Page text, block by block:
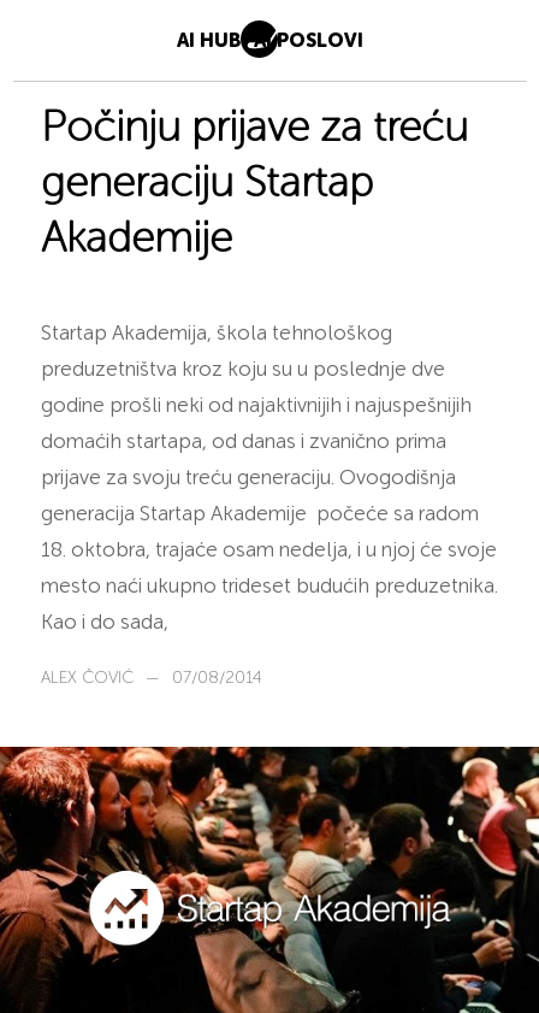
AI HUB AI POSLOVI
Počinju prijave za treću
generaciju Startap
Akademije
Startap Akademija, škola tehnološkog
preduzetništva kroz koju su u poslednje dve
godine prošli neki od najaktivnijih i najuspešnijih
domaćih startapa, od danas i zvanično prima
prijave za svoju treću generaciju. Ovogodišnja
generacija Startap Akademije počeće sa radom
18. oktobra, trajaće osam nedelja, i u njoj će svoje
mesto naći ukupno trideset budućih preduzetnika.
Kao i do sada,
ALEX ČOVIĆ — 07/08/2014